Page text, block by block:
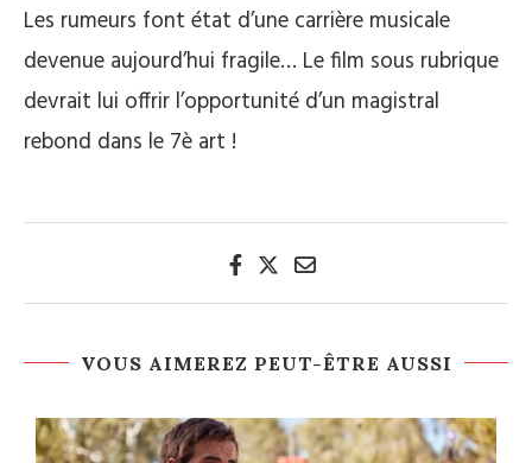
Les rumeurs font état d’une carrière musicale
devenue aujourd’hui fragile… Le film sous rubrique
devrait lui offrir l’opportunité d’un magistral
rebond dans le 7è art !
VOUS AIMEREZ PEUT-ÊTRE AUSSI